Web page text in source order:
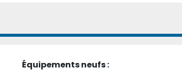
Équipements neufs :